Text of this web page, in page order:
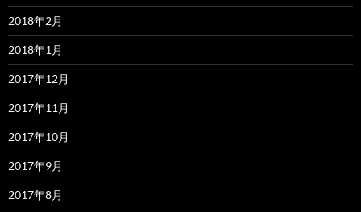
2018年2月
2018年1月
2017年12月
2017年11月
2017年10月
2017年9月
2017年8月